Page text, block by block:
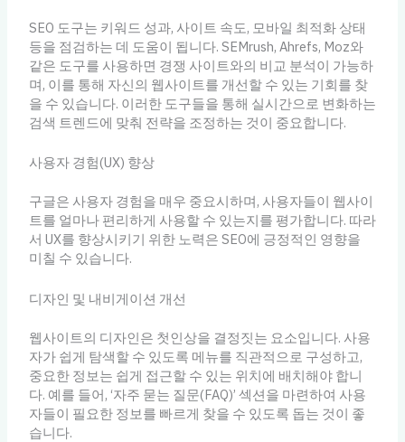
SEO 도구는 키워드 성과, 사이트 속도, 모바일 최적화 상태
등을 점검하는 데 도움이 됩니다. SEMrush, Ahrefs, Moz와
같은 도구를 사용하면 경쟁 사이트와의 비교 분석이 가능하
며, 이를 통해 자신의 웹사이트를 개선할 수 있는 기회를 찾
을 수 있습니다. 이러한 도구들을 통해 실시간으로 변화하는
검색 트렌드에 맞춰 전략을 조정하는 것이 중요합니다.
사용자 경험(UX) 향상
구글은 사용자 경험을 매우 중요시하며, 사용자들이 웹사이
트를 얼마나 편리하게 사용할 수 있는지를 평가합니다. 따라
서 UX를 향상시키기 위한 노력은 SEO에 긍정적인 영향을
미칠 수 있습니다.
디자인 및 내비게이션 개선
웹사이트의 디자인은 첫인상을 결정짓는 요소입니다. 사용
자가 쉽게 탐색할 수 있도록 메뉴를 직관적으로 구성하고,
중요한 정보는 쉽게 접근할 수 있는 위치에 배치해야 합니
다. 예를 들어, ‘자주 묻는 질문(FAQ)’ 섹션을 마련하여 사용
자들이 필요한 정보를 빠르게 찾을 수 있도록 돕는 것이 좋
습니다.